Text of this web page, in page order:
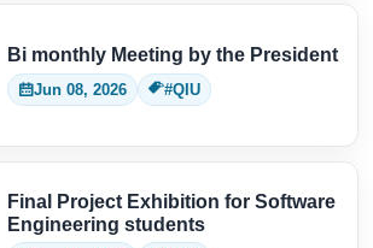
Bi monthly Meeting by the President
Jun 08, 2026 #QIU
Final Project Exhibition for Software
Engineering students